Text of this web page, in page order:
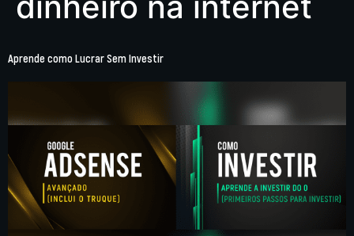
Aprende como Lucrar Sem Investir